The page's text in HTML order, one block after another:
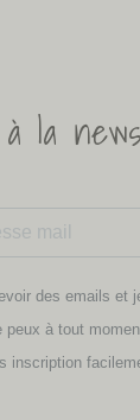
la
des emails et
peux à tout
inscription